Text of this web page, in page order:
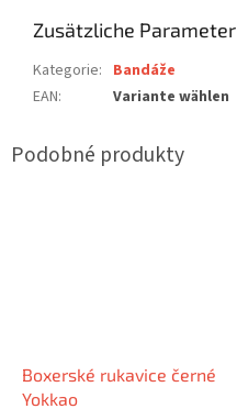
Zusätzliche Parameter
Kategorie: Bandáže
EAN: Variante wählen
Boxerské rukavice černé
Yokkao